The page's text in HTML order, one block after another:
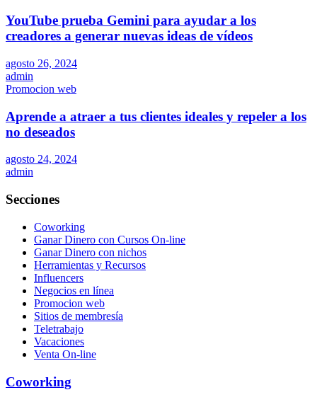
YouTube prueba Gemini para ayudar a los
creadores a generar nuevas ideas de vídeos
agosto 26, 2024
admin
Promocion web
Aprende a atraer a tus clientes ideales y repeler a los
no deseados
agosto 24, 2024
admin
Secciones
Coworking
Ganar Dinero con Cursos On-line
Ganar Dinero con nichos
Herramientas y Recursos
Influencers
Negocios en línea
Promocion web
Sitios de membresía
Teletrabajo
Vacaciones
Venta On-line
Coworking